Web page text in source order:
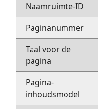
Naamruimte-ID
Paginanummer
Taal voor de
pagina
Pagina-
inhoudsmodel